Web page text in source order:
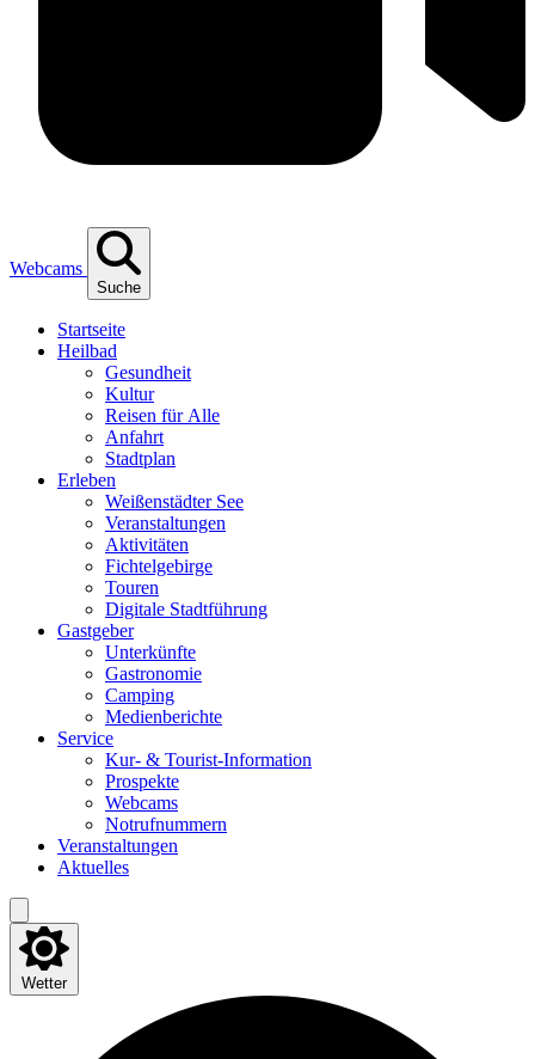
Webcams
Suche
Start­sei­te
Heil­bad
Gesund­heit
Kul­tur
Rei­sen für Alle
Anfahrt
Stadt­plan
Erle­ben
Wei­ßen­städ­ter See
Ver­an­stal­tun­gen
Akti­vi­tä­ten
Fich­tel­ge­bir­ge
Tou­ren
Digi­ta­le Stadtführung
Gast­ge­ber
Unter­künf­te
Gas­tro­no­mie
Cam­ping
Medi­en­be­rich­te
Ser­vice
Kur- & Tourist-Information
Pro­spek­te
Web­cams
Not­ruf­num­mern
Ver­an­stal­tun­gen
Aktu­el­les
Wetter